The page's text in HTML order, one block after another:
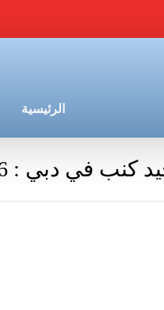
الرئيسية
في دبي : 0544675066